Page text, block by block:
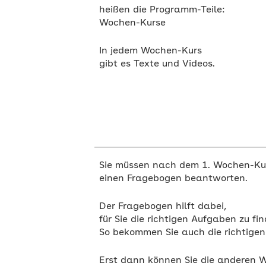
heißen die Programm-Teile:
Wochen-Kurse
In jedem Wochen-Kurs
gibt es Texte und Videos.
Sie müssen nach dem 1. Wochen-
einen Fragebogen beantworten.
Der Fragebogen hilft dabei,
für Sie die richtigen Aufgaben zu
So bekommen Sie auch die
Erst dann können Sie die anderen